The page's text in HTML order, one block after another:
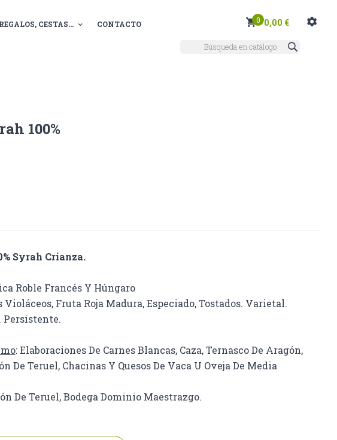
CESTAS... CONTACTO 0 0,00 €
100%
Syrah Crianza.
Roble Francés Y Húngaro
Violáceos, Fruta Roja Madura, Especiado, Tostados. Varietal.
Persistente.
: Elaboraciones De Carnes Blancas, Caza, Ternasco De Aragón,
De Teruel, Chacinas Y Quesos De Vaca U Oveja De Media
De Teruel, Bodega Dominio Maestrazgo.